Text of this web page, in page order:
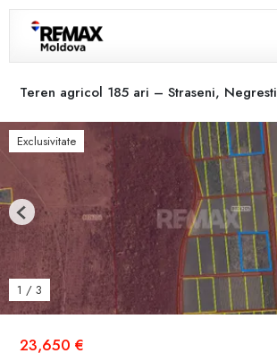
Teren agricol 185 ari – Straseni, Negresti
23,650 €
Exclusivitate
1 / 3
Previous